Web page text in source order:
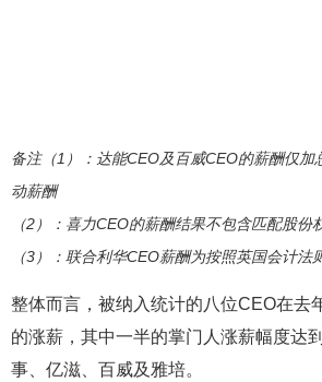
备注（1）：达能CEO及百威CEO的薪酬仅加
动薪酬
（2）：喜力CEO的薪酬结果不包含匹配股份
（3）：联合利华CEO薪酬为按照英国会计法
整体而言，被纳入统计的八位CEO在去
的涨薪，其中一半的掌门人涨薪幅度达
事、亿滋、百威及雅培。